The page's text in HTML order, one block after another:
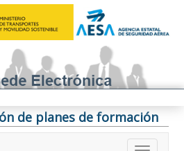
de planes de formación